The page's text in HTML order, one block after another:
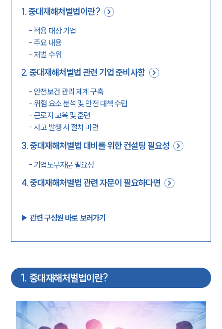
1.중대재해처벌법이란?
-적용 대상 기업
-주요 내용
-처벌 수위
2.중대재해처벌법 관련 기업 준비사항
- 안전보건 관리 체계 구축
- 위험 요소 분석 및 안전 대책 수립
-근로자 교육 및 훈련
-사고 발생 시 절차 마련
3.중대재해처벌법 대비를 위한 컨설팅 필요성
- 기업노무자문 필요성
4.중대재해처벌법 관련 자문이 필요하다면
▶︎ 관련 구성원 바로 보러가기
1. 중대재해처벌법이란?